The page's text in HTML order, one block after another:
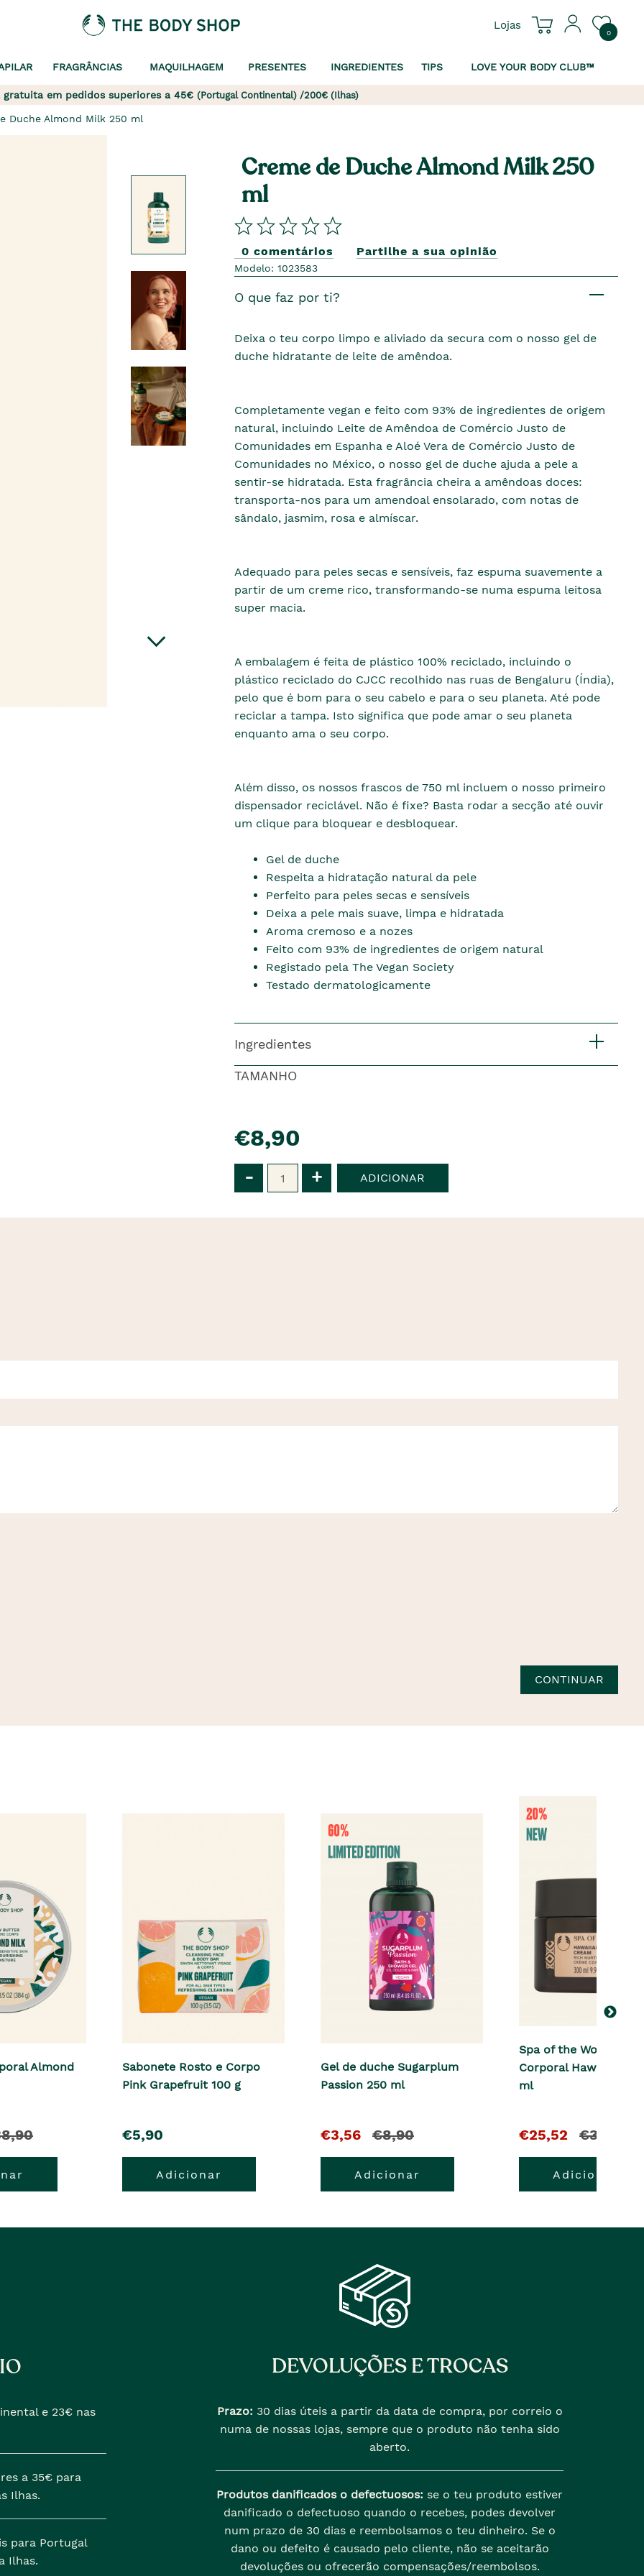
Lojas
0
FRAGRÂNCIAS MAQUILHAGEM PRESENTES INGREDIENTES TIPS LOVE YOUR BODY CLUB™
gratuita em pedidos superiores a 45€ (Portugal Continental) /200€ (Ilhas)
Duche Almond Milk 250 ml
Creme de Duche Almond Milk 250
ml
0 comentários Partilhe a sua opinião
Modelo: 1023583
O que faz por ti?
Deixa o teu corpo limpo e aliviado da secura com o nosso gel de
duche hidratante de leite de amêndoa.
Completamente vegan e feito com 93% de ingredientes de origem
natural, incluindo Leite de Amêndoa de Comércio Justo de
Comunidades em Espanha e Aloé Vera de Comércio Justo de
Comunidades no México, o nosso gel de duche ajuda a pele a
sentir-se hidratada. Esta fragrância cheira a amêndoas doces:
transporta-nos para um amendoal ensolarado, com notas de
sândalo, jasmim, rosa e almíscar.
Adequado para peles secas e sensíveis, faz espuma suavemente a
partir de um creme rico, transformando-se numa espuma leitosa
super macia.
A embalagem é feita de plástico 100% reciclado, incluindo o
plástico reciclado do CJCC recolhido nas ruas de Bengaluru (Índia),
pelo que é bom para o seu cabelo e para o seu planeta. Até pode
reciclar a tampa. Isto significa que pode amar o seu planeta
enquanto ama o seu corpo.
Além disso, os nossos frascos de 750 ml incluem o nosso primeiro
dispensador reciclável. Não é fixe? Basta rodar a secção até ouvir
um clique para bloquear e desbloquear.
Gel de duche
Respeita a hidratação natural da pele
Perfeito para peles secas e sensíveis
Deixa a pele mais suave, limpa e hidratada
Aroma cremoso e a nozes
Feito com 93% de ingredientes de origem natural
Registado pela The Vegan Society
Testado dermatologicamente
Ingredientes
TAMANHO
€8,90
- + ADICIONAR
CONTINUAR
Almond
Sabonete Rosto e Corpo
Pink Grapefruit 100 g
pre�o
€5,90
Adicionar
Gel de duche Sugarplum
Passion 250 ml
O
pre�o
atual
€3,56
e
o
pre�o
era
€8,90
Adicionar
Spa of the World™
Corporal Hawaian
ml
O
pre�o
atual
€25,52
e
o
pre�o
era
€31,90
Adicionar
e 23€ nas
a 35€ para
Ilhas.
para Portugal
Ilhas.
DEVOLUÇÕES E TROCAS
Prazo: 30 dias úteis a partir da data de compra, por correio o
numa de nossas lojas, sempre que o produto não tenha sido
aberto.
Produtos danificados o defectuosos: se o teu produto estiver
danificado o defectuoso quando o recebes, podes devolver
num prazo de 30 dias e reembolsamos o teu dinheiro. Se o
dano ou defeito é causado pelo cliente, não se aceitarão
devoluções ou ofrecerão compensações/reembolsos.